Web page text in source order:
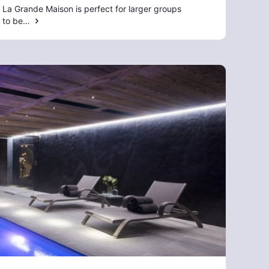
Grande Maison is perfect for larger groups
to be…